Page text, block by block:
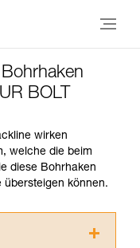
BOLT
wirken
welche die beim
diese Bohrhaken
übersteigen können.